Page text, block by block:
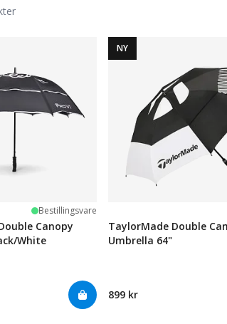
Bestillingsvare
Canopy
White
NY
TaylorMade Double
Umbrella 64"
899 kr